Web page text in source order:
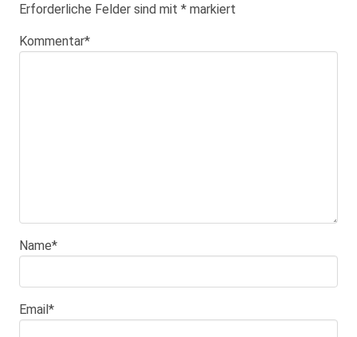
Erforderliche Felder sind mit * markiert
Kommentar*
Name*
Email*